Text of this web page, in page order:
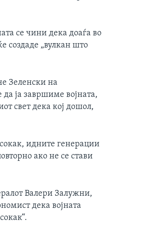
се чини дека доаѓа во
создаде „вулкан што
Зеленски на
ја завршиме војната,
свет дека кој дошол,
идните генерации
ако не се стави
Валери Залужни,
дека војната